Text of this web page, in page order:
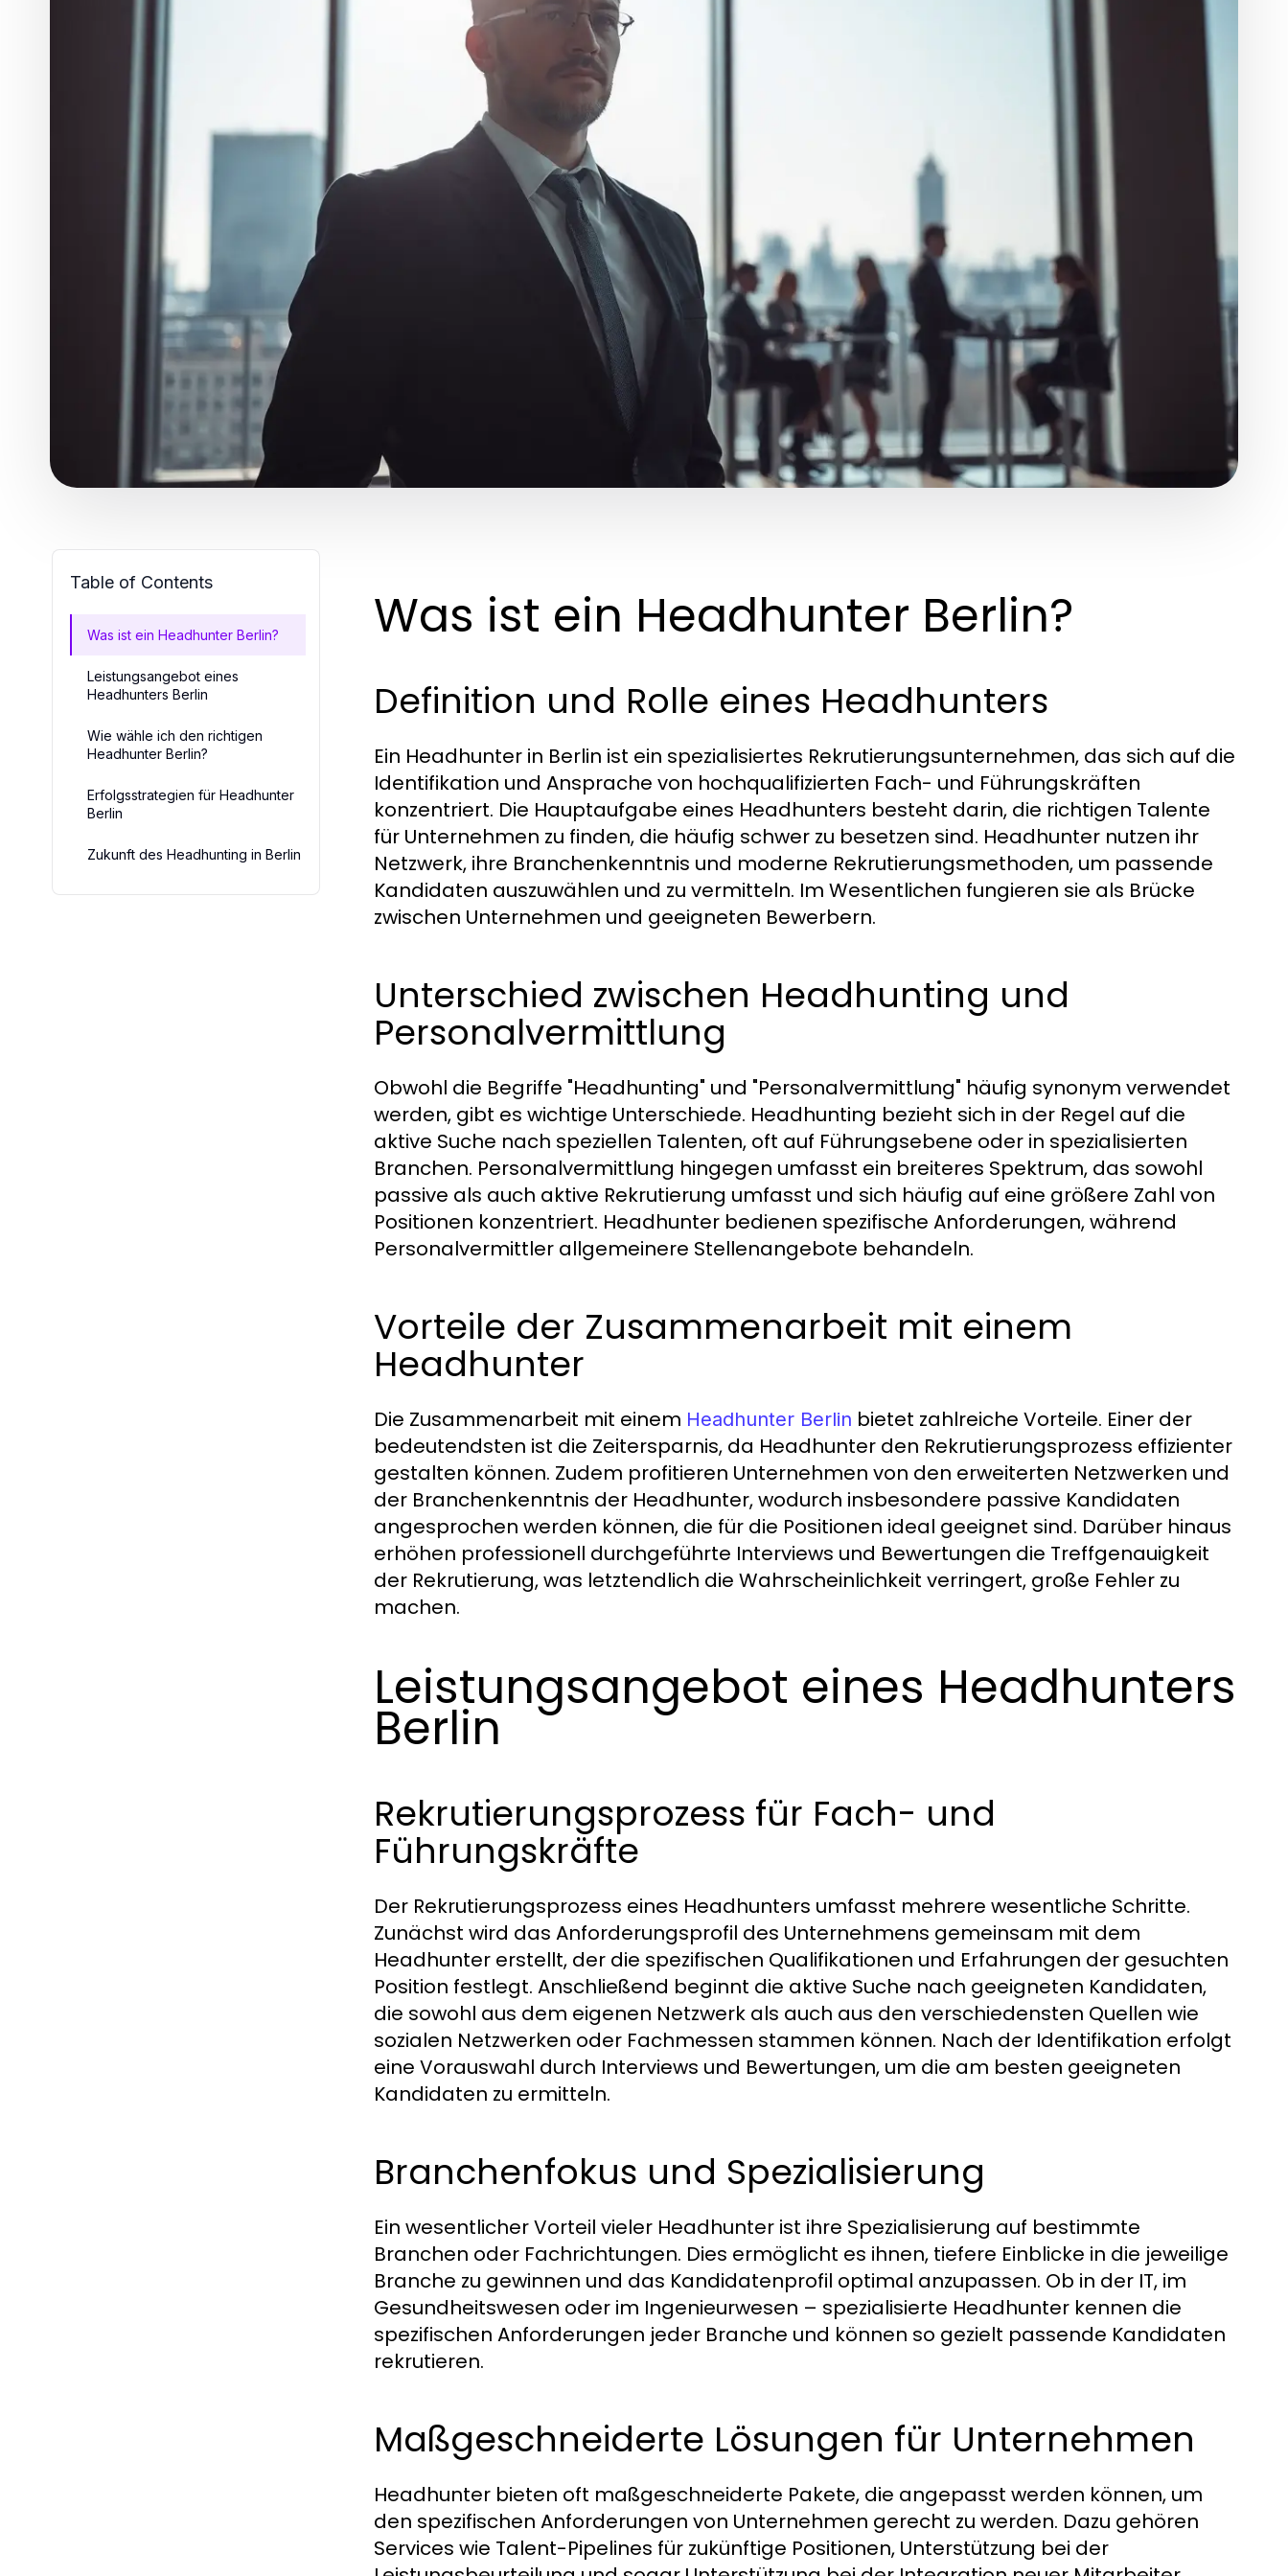
Table of Contents
Was ist ein Headhunter Berlin?
Leistungsangebot eines
Headhunters Berlin
Wie wähle ich den richtigen
Headhunter Berlin?
Erfolgsstrategien für Headhunter
Berlin
Zukunft des Headhunting in Berlin
Was ist ein Headhunter Berlin?
Definition und Rolle eines Headhunters
Ein Headhunter in Berlin ist ein spezialisiertes Rekrutierungsunternehmen, das sich auf die
Identifikation und Ansprache von hochqualifizierten Fach- und Führungskräften
konzentriert. Die Hauptaufgabe eines Headhunters besteht darin, die richtigen Talente
für Unternehmen zu finden, die häufig schwer zu besetzen sind. Headhunter nutzen ihr
Netzwerk, ihre Branchenkenntnis und moderne Rekrutierungsmethoden, um passende
Kandidaten auszuwählen und zu vermitteln. Im Wesentlichen fungieren sie als Brücke
zwischen Unternehmen und geeigneten Bewerbern.
Unterschied zwischen Headhunting und
Personalvermittlung
Obwohl die Begriffe "Headhunting" und "Personalvermittlung" häufig synonym verwendet
werden, gibt es wichtige Unterschiede. Headhunting bezieht sich in der Regel auf die
aktive Suche nach speziellen Talenten, oft auf Führungsebene oder in spezialisierten
Branchen. Personalvermittlung hingegen umfasst ein breiteres Spektrum, das sowohl
passive als auch aktive Rekrutierung umfasst und sich häufig auf eine größere Zahl von
Positionen konzentriert. Headhunter bedienen spezifische Anforderungen, während
Personalvermittler allgemeinere Stellenangebote behandeln.
Vorteile der Zusammenarbeit mit einem
Headhunter
Die Zusammenarbeit mit einem Headhunter Berlin bietet zahlreiche Vorteile. Einer der
bedeutendsten ist die Zeitersparnis, da Headhunter den Rekrutierungsprozess effizienter
gestalten können. Zudem profitieren Unternehmen von den erweiterten Netzwerken und
der Branchenkenntnis der Headhunter, wodurch insbesondere passive Kandidaten
angesprochen werden können, die für die Positionen ideal geeignet sind. Darüber hinaus
erhöhen professionell durchgeführte Interviews und Bewertungen die Treffgenauigkeit
der Rekrutierung, was letztendlich die Wahrscheinlichkeit verringert, große Fehler zu
machen.
Leistungsangebot eines Headhunters
Berlin
Rekrutierungsprozess für Fach- und
Führungskräfte
Der Rekrutierungsprozess eines Headhunters umfasst mehrere wesentliche Schritte.
Zunächst wird das Anforderungsprofil des Unternehmens gemeinsam mit dem
Headhunter erstellt, der die spezifischen Qualifikationen und Erfahrungen der gesuchten
Position festlegt. Anschließend beginnt die aktive Suche nach geeigneten Kandidaten,
die sowohl aus dem eigenen Netzwerk als auch aus den verschiedensten Quellen wie
sozialen Netzwerken oder Fachmessen stammen können. Nach der Identifikation erfolgt
eine Vorauswahl durch Interviews und Bewertungen, um die am besten geeigneten
Kandidaten zu ermitteln.
Branchenfokus und Spezialisierung
Ein wesentlicher Vorteil vieler Headhunter ist ihre Spezialisierung auf bestimmte
Branchen oder Fachrichtungen. Dies ermöglicht es ihnen, tiefere Einblicke in die jeweilige
Branche zu gewinnen und das Kandidatenprofil optimal anzupassen. Ob in der IT, im
Gesundheitswesen oder im Ingenieurwesen – spezialisierte Headhunter kennen die
spezifischen Anforderungen jeder Branche und können so gezielt passende Kandidaten
rekrutieren.
Maßgeschneiderte Lösungen für Unternehmen
Headhunter bieten oft maßgeschneiderte Pakete, die angepasst werden können, um
den spezifischen Anforderungen von Unternehmen gerecht zu werden. Dazu gehören
Services wie Talent-Pipelines für zukünftige Positionen, Unterstützung bei der